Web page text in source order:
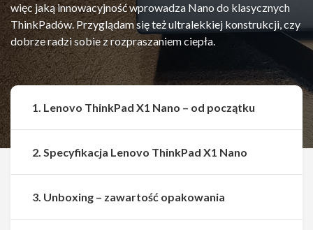
więc jaką innowacyjność wprowadza Nano do klasycznych
ThinkPadów. Przyglądam się też ultralekkiej konstrukcji, czy
dobrze radzi sobie z rozpraszaniem ciepła.
1. Lenovo ThinkPad X1 Nano – od początku
2. Specyfikacja Lenovo ThinkPad X1 Nano
3. Unboxing – zawartość opakowania